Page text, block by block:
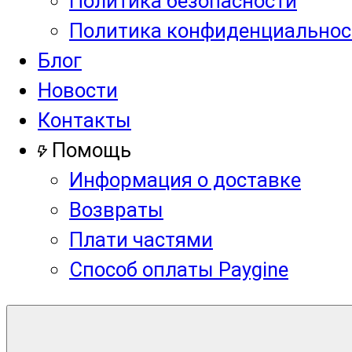
Политика
Блог
Новости
Контакты
Помощь
Информация о доставке
Возвраты
Плати частями
Способ оплаты Paygine